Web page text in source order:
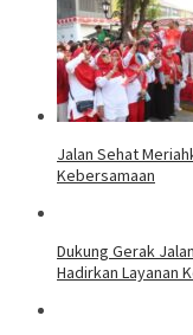
Jalan Sehat
Kebersamaan
Dukung Gerak
Hadirkan Layanan